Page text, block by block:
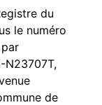
du
le numéro
N23707T,
de